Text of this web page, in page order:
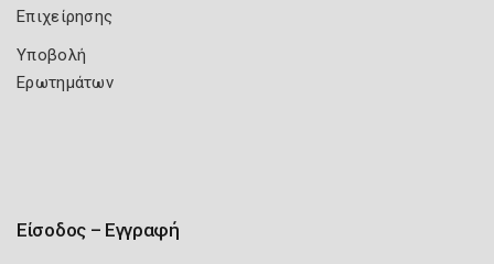
Επιχείρησης
Υποβολή
Ερωτημάτων
Είσοδος – Εγγραφή